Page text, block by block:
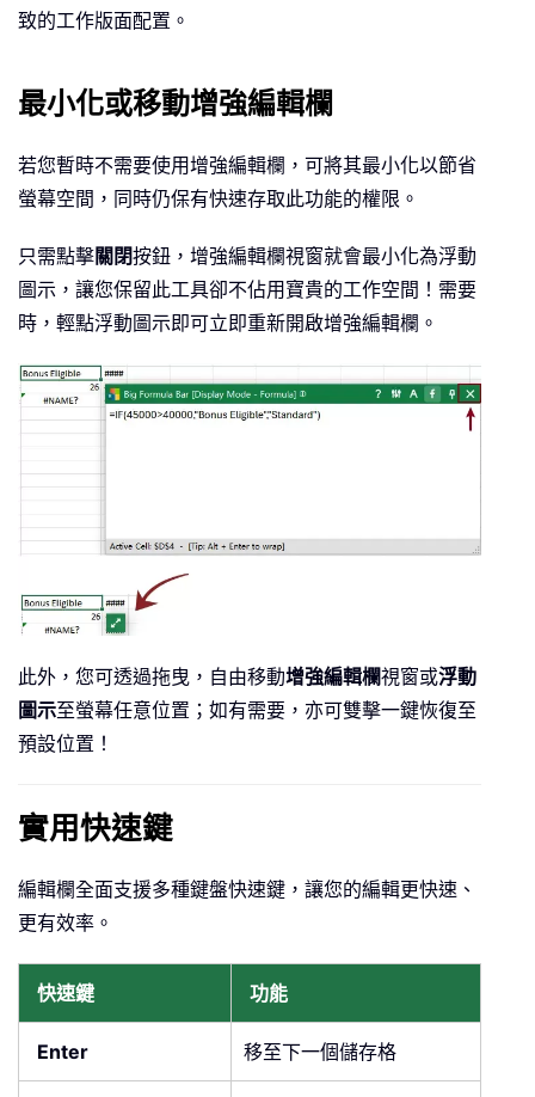
致的工作版面配置。
最小化或移動增強編輯欄
若您暫時不需要使用增強編輯欄，可將其最小化以節省
螢幕空間，同時仍保有快速存取此功能的權限。
只需點擊關閉按鈕，增強編輯欄視窗就會最小化為浮動
圖示，讓您保留此工具卻不佔用寶貴的工作空間！需要
時，輕點浮動圖示即可立即重新開啟增強編輯欄。
此外，您可透過拖曳，自由移動增強編輯欄視窗或浮動
圖示至螢幕任意位置；如有需要，亦可雙擊一鍵恢復至
預設位置！
實用快速鍵
編輯欄全面支援多種鍵盤快速鍵，讓您的編輯更快速、
更有效率。
快速鍵 功能
Enter 移至下一個儲存格